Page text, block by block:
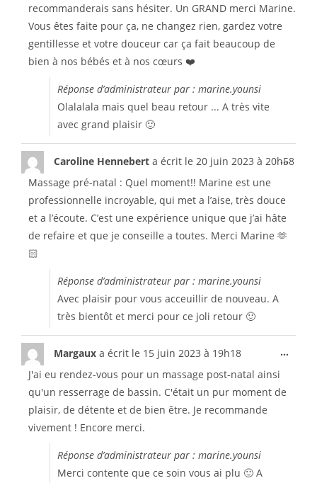
recommanderais sans hésiter. Un GRAND merci Marine.
Vous êtes faite pour ça, ne changez rien, gardez votre
gentillesse et votre douceur car ça fait beaucoup de
bien à nos bébés et à nos cœurs ❤️
Réponse d’administrateur par : marine.younsi
Olalalala mais quel beau retour ... A très vite
avec grand plaisir 🙂
Caroline Hennebert a écrit le 20 juin 2023 à 20h58
Massage pré-natal : Quel moment!! Marine est une
professionnelle incroyable, qui met a l’aise, très douce
et a l’écoute. C’est une expérience unique que j’ai hâte
de refaire et que je conseille a toutes. Merci Marine 🫶
🏻
Réponse d’administrateur par : marine.younsi
Avec plaisir pour vous acceuillir de nouveau. A
très bientôt et merci pour ce joli retour 🙂
...
Margaux a écrit le 15 juin 2023 à 19h18
J'ai eu rendez-vous pour un massage post-natal ainsi
qu'un resserrage de bassin. C'était un pur moment de
plaisir, de détente et de bien être. Je recommande
vivement ! Encore merci.
Réponse d’administrateur par : marine.younsi
Merci contente que ce soin vous ai plu 🙂 A
...